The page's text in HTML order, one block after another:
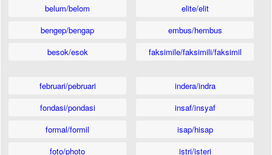
belum/belom
bengep/bengap
besok/esok
elite/elit
embus/hembus
faksimile/faksimili/faksimil
februari/pebruari
fondasi/pondasi
formal/formil
foto/photo
indera/indra
insaf/insyaf
isap/hisap
istri/isteri